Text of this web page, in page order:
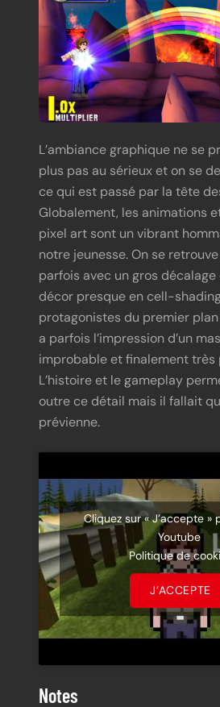
L’ambiance graphique ne se
plus pas au sérieux et on se
ce qui est passé par la tête
Globalement, les animations
pixel art sont un vibrant
notre jeunesse. On se
parfois avec un gros
décor presque en cell-
protagonistes du premier
a parfois l’impression d’un
improbable et finalement très
L’histoire et le gameplay
outre ce détail mais il fallait
prévienne.
Cliquez sur « J’accepte »
Youtube
Politique de
J’ACCEPTE
Notes